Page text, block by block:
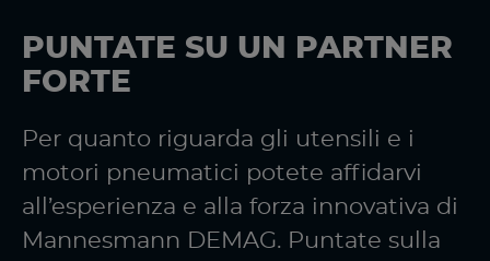
PUNTATE SU UN PARTNER
FORTE
Per quanto riguarda gli utensili e i
motori pneumatici potete affidarvi
all’esperienza e alla forza innovativa di
Mannesmann DEMAG. Puntate sulla